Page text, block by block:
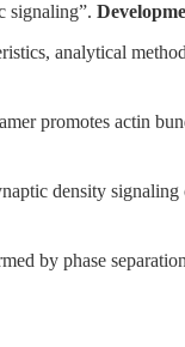
signaling”.
analytical
promotes actin
density signaling
by phase